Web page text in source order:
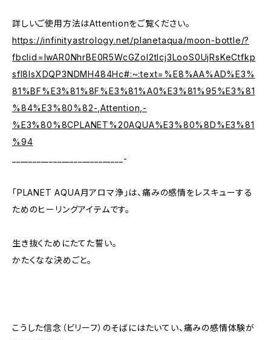
詳しいご使用方法はAttentionをご覧ください。
https://infinityastrology.net/planetaqua/moon-bottle/?
fbclid=IwAR0NhrBE0R5WcGZoI2tlcj3LooS0UjRsKeCtfkp
sfI8IsXDQP3NDMH484Hc#:~:text=%E8%AA%AD%E3%
81%BF%E3%81%8F%E3%81%A0%E3%81%95%E3%81
%84%E3%80%82-,Attention,-
%E3%80%8CPLANET%20AQUA%E3%80%8D%E3%81
%94
___________________________-
「PLANET AQUA月アロマ浄」は、痛みの感情をレスキューする
ためのヒーリングアイテムです。
生き抜くためにたてた誓い。
かたくなな決めごと。
こうした信念（ビリーフ）のそばにはたいてい、痛みの感情体験が